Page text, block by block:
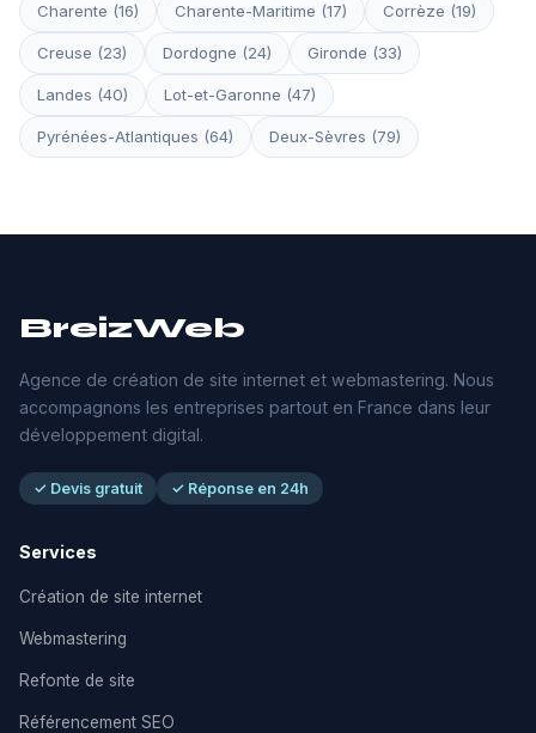
Charente (16) Charente-Maritime (17) Corrèze (19)
Creuse (23) Dordogne (24) Gironde (33)
Landes (40) Lot-et-Garonne (47)
Pyrénées-Atlantiques (64) Deux-Sèvres (79)
BreizWeb
Agence de création de site internet et webmastering. Nous
accompagnons les entreprises partout en France dans leur
développement digital.
✓ Devis gratuit ✓ Réponse en 24h
Services
Création de site internet
Webmastering
Refonte de site
Référencement SEO